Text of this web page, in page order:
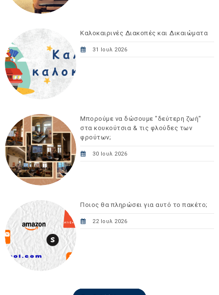
Καλοκαιρινές Διακοπές και Δικαιώματα
31 Ιουλ 2026
Μπορούμε να δώσουμε "δεύτερη ζωή"
στα κουκούτσια & τις φλούδες των
φρούτων;
30 Ιουλ 2026
Ποιος θα πληρώσει για αυτό το πακέτο;
22 Ιουλ 2026